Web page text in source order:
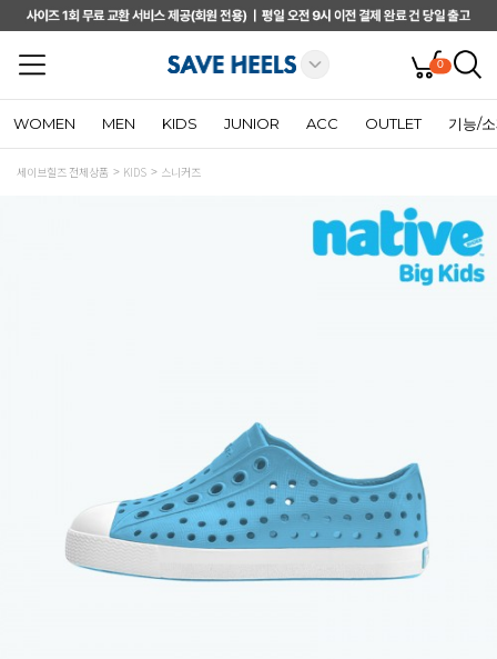
0
WOMEN MEN KIDS JUNIOR ACC OUTLET 기능/
세이브힐즈 전체상품 KIDS 스니커즈